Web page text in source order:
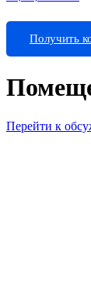
Получить
Перейти к